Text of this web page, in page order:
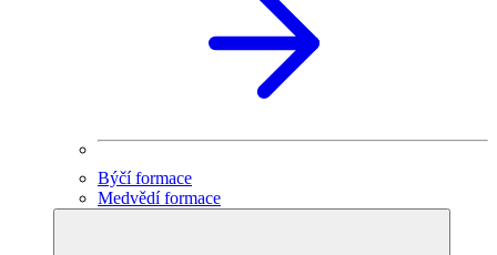
Býčí formace
Medvědí formace